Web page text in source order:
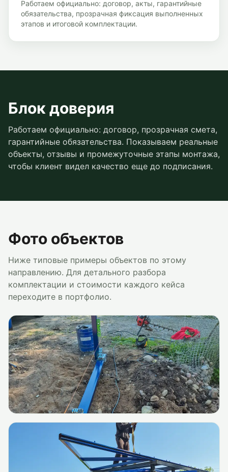
Работаем официально: договор, акты, гарантийные
обязательства, прозрачная фиксация выполненных
этапов и итоговой комплектации.
Блок доверия
Работаем официально: договор, прозрачная смета,
гарантийные обязательства. Показываем реальные
объекты, отзывы и промежуточные этапы монтажа,
чтобы клиент видел качество еще до подписания.
Фото объектов
Ниже типовые примеры объектов по этому
направлению. Для детального разбора
комплектации и стоимости каждого кейса
переходите в портфолио.